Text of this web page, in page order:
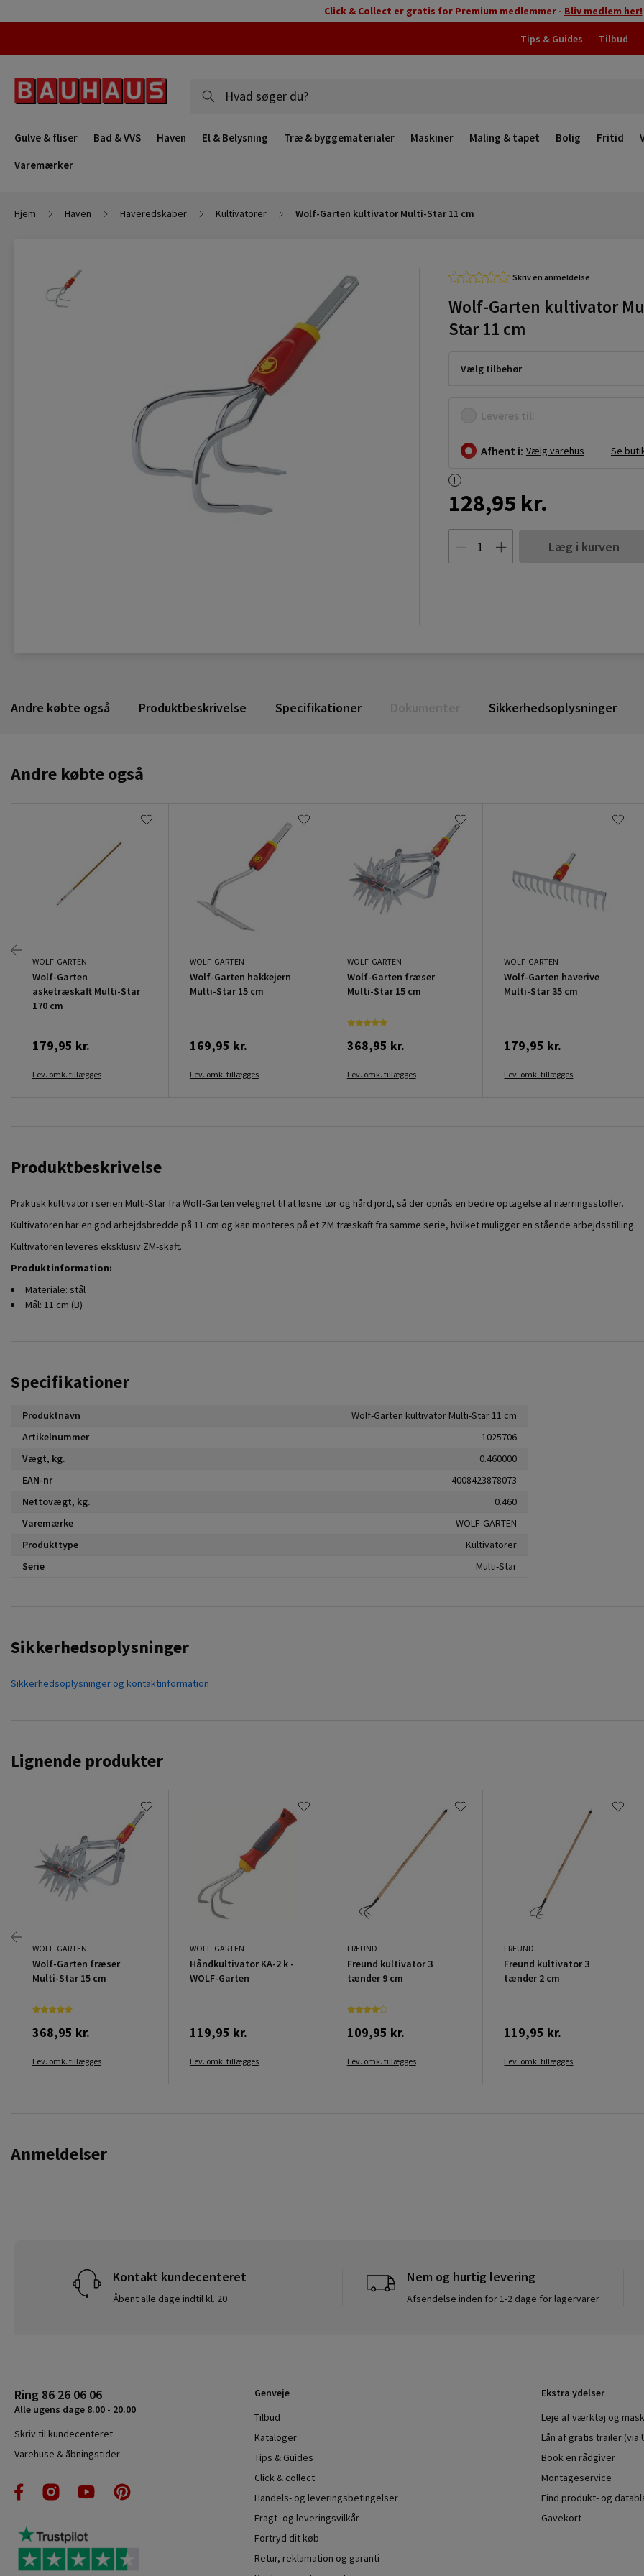
Click & Collect er gratis for Premium medlemmer - Bliv medlem her!
Tips & Guides Tilbud
Gulve & fliser Bad & VVS Haven El & Belysning Træ & byggematerialer Maskiner Maling & tapet Bolig Fritid
Varemærker
Hjem Haven Haveredskaber Kultivatorer Wolf-Garten kultivator Multi-Star 11 cm
Skriv en anmeldelse
Wolf-Garten kultivator
Star 11 cm
Vælg tilbehør
Leveres til:
Afhent i: Vælg varehus Se
128,95 kr.
Læg i kurven
Andre købte også Produktbeskrivelse Specifikationer Sikkerhedsoplysninger
Andre købte også
WOLF-GARTEN
Wolf-Garten
asketræskaft Multi-Star
170 cm
179,95 kr.
Lev. omk. tillægges
WOLF-GARTEN
Wolf-Garten hakkejern
Multi-Star 15 cm
169,95 kr.
Lev. omk. tillægges
WOLF-GARTEN
Wolf-Garten fræser
Multi-Star 15 cm
368,95 kr.
Lev. omk. tillægges
WOLF-GARTEN
Wolf-Garten haverive
Multi-Star 35 cm
179,95 kr.
Lev. omk. tillægges
Produktbeskrivelse
Praktisk kultivator i serien Multi-Star fra Wolf-Garten velegnet til at løsne tør og hård jord, så der opnås en bedre optagelse af nærringsstoffer.
Kultivatoren har en god arbejdsbredde på 11 cm og kan monteres på et ZM træskaft fra samme serie, hvilket muliggør en stående arbejdsstilling.
Kultivatoren leveres eksklusiv ZM-skaft.
Produktinformation:
Materiale: stål
Mål: 11 cm (B)
Specifikationer
Produktnavn
Wolf-Garten kultivator Multi-Star 11 cm
Artikelnummer
1025706
Vægt, kg.
0.460000
EAN-nr
4008423878073
Nettovægt, kg.
0.460
Varemærke
WOLF-GARTEN
Produkttype
Kultivatorer
Serie
Multi-Star
Sikkerhedsoplysninger
Sikkerhedsoplysninger og kontaktinformation
Lignende produkter
WOLF-GARTEN
Wolf-Garten fræser
Multi-Star 15 cm
368,95 kr.
Lev. omk. tillægges
WOLF-GARTEN
Håndkultivator KA-2 k -
WOLF-Garten
119,95 kr.
Lev. omk. tillægges
FREUND
Freund kultivator 3
tænder 9 cm
109,95 kr.
Lev. omk. tillægges
FREUND
Freund kultivator 3
tænder 2 cm
119,95 kr.
Lev. omk. tillægges
Anmeldelser
Kontakt kundecenteret
Åbent alle dage indtil kl. 20
Nem og hurtig levering
Afsendelse inden for 1-2 dage for lagervarer
Ring 86 26 06 06
Alle ugens dage 8.00 - 20.00
Skriv til kundecenteret
Varehuse & åbningstider
Genveje
Tilbud
Kataloger
Tips & Guides
Click & collect
Handels- og leveringsbetingelser
Fragt- og leveringsvilkår
Fortryd dit køb
Retur, reklamation og garanti
Ekstra ydelser
Leje af værktøj og
Lån af gratis trailer (via
Book en rådgiver
Montageservice
Find produkt- og
Gavekort